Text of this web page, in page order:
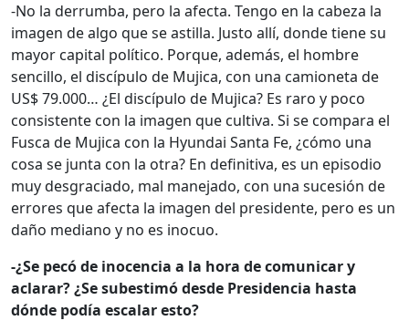
-No la derrumba, pero la afecta. Tengo en la cabeza la
imagen de algo que se astilla. Justo allí, donde tiene su
mayor capital político. Porque, además, el hombre
sencillo, el discípulo de Mujica, con una camioneta de
US$ 79.000… ¿El discípulo de Mujica? Es raro y poco
consistente con la imagen que cultiva. Si se compara el
Fusca de Mujica con la Hyundai Santa Fe, ¿cómo una
cosa se junta con la otra? En definitiva, es un episodio
muy desgraciado, mal manejado, con una sucesión de
errores que afecta la imagen del presidente, pero es un
daño mediano y no es inocuo.
-¿Se pecó de inocencia a la hora de comunicar y
aclarar? ¿Se subestimó desde Presidencia hasta
dónde podía escalar esto?